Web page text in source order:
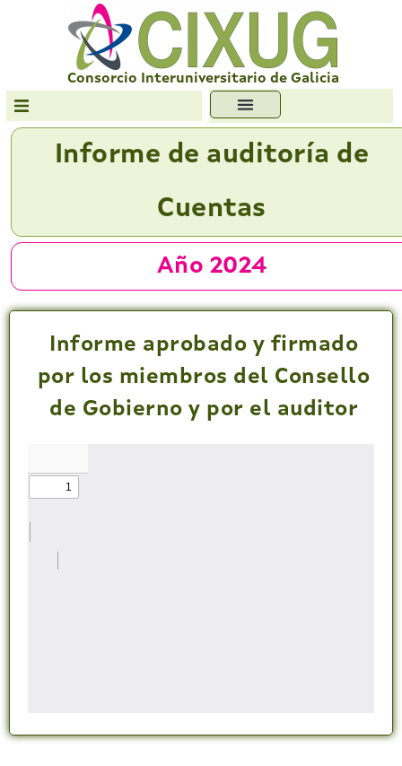
Consorcio Interuniversitario de Galicia
Transparencia
Antiplaxio
Informe de auditoría de
Cuentas
Año 2024
Informe aprobado y firmado
por los miembros del Consello
de Gobierno y por el auditor